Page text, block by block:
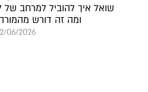
שואל איך להוביל למרחב של
ומה זה דורש
06/2026